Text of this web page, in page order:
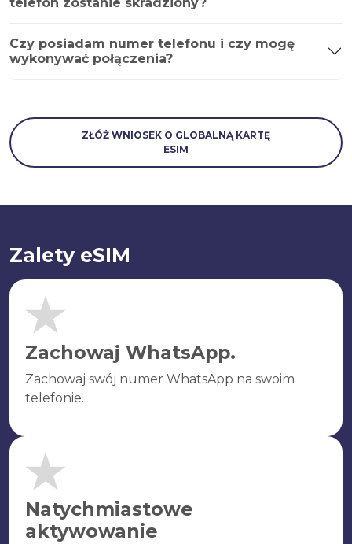
Czy posiadam numer telefonu i czy mogę
wykonywać połączenia?
ZŁÓŻ WNIOSEK O GLOBALNĄ KARTĘ
ESIM
Zalety eSIM
Zachowaj WhatsApp.
Zachowaj swój numer WhatsApp na swoim
telefonie.
Natychmiastowe
aktywowanie